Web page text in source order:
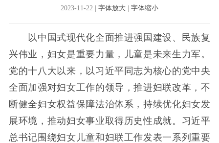
2023-11-22 | 字体放大 | 字体缩小
以中国式现代化全面推进强国建设、民族复
兴伟业，妇女是重要力量，儿童是未来生力军。
党的十八大以来，以习近平同志为核心的党中央
全面加强对妇女工作的领导，推进妇联改革，不
断健全妇女权益保障法治体系，持续优化妇女发
展环境，推动妇女事业取得历史性成就。习近平
总书记围绕妇女儿童和妇联工作发表一系列重要